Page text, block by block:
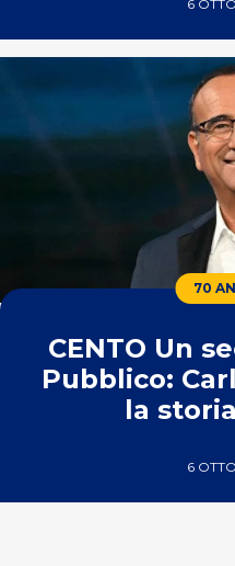
6
70
CENTO Un
Pubblico:
la
6